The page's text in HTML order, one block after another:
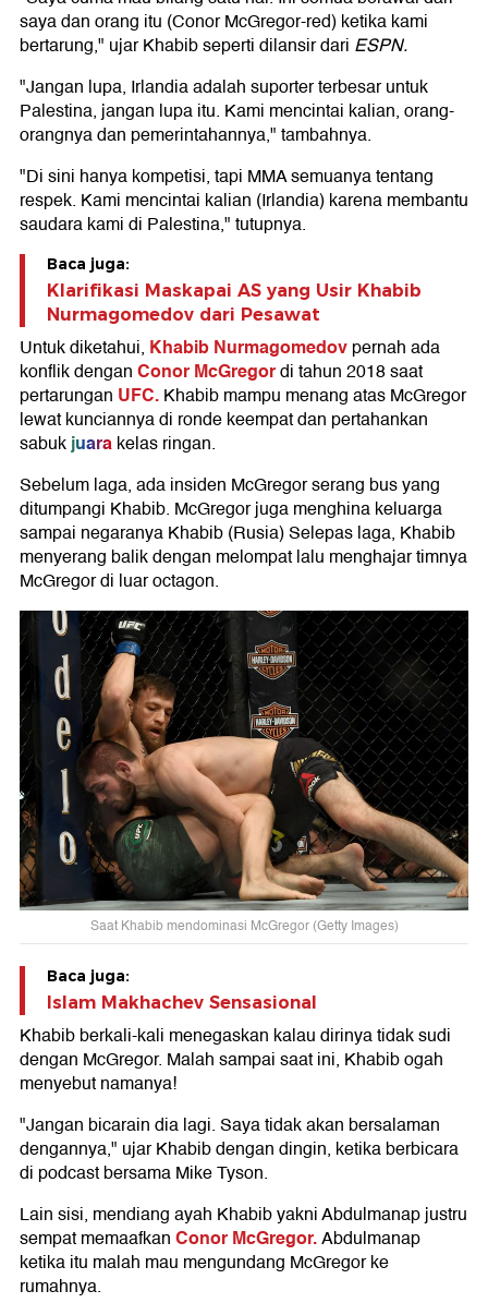
saya dan orang itu (Conor McGregor-red) ketika kami
bertarung," ujar Khabib seperti dilansir dari ESPN.
"Jangan lupa, Irlandia adalah suporter terbesar untuk
Palestina, jangan lupa itu. Kami mencintai kalian, orang-
orangnya dan pemerintahannya," tambahnya.
"Di sini hanya kompetisi, tapi MMA semuanya tentang
respek. Kami mencintai kalian (Irlandia) karena membantu
saudara kami di Palestina," tutupnya.
Baca juga:
Klarifikasi Maskapai AS yang Usir Khabib
Nurmagomedov dari Pesawat
Untuk diketahui, Khabib Nurmagomedovpernah ada
konflik denganConor McGregordi tahun 2018 saat
pertarungan UFC.Khabib mampu menang atas McGregor
lewat kunciannya di ronde keempat dan pertahankan
sabukjuarakelas ringan.
Sebelum laga, ada insiden McGregor serang bus yang
ditumpangi Khabib. McGregor juga menghina keluarga
sampai negaranya Khabib (Rusia) Selepas laga, Khabib
menyerang balik dengan melompat lalu menghajar timnya
McGregor di luar octagon.
Saat Khabib mendominasi McGregor (Getty Images)
Baca juga:
Islam Makhachev Sensasional
Khabib berkali-kali menegaskan kalau dirinya tidak sudi
dengan McGregor. Malah sampai saat ini, Khabib ogah
menyebut namanya!
"Jangan bicarain dia lagi. Saya tidak akan bersalaman
dengannya," ujar Khabib dengan dingin, ketika berbicara
di podcast bersama Mike Tyson.
Lain sisi, mendiang ayah Khabib yakni Abdulmanap justru
sempat memaafkanConor McGregor.Abdulmanap
ketika itu malah mau mengundang McGregor ke
rumahnya.